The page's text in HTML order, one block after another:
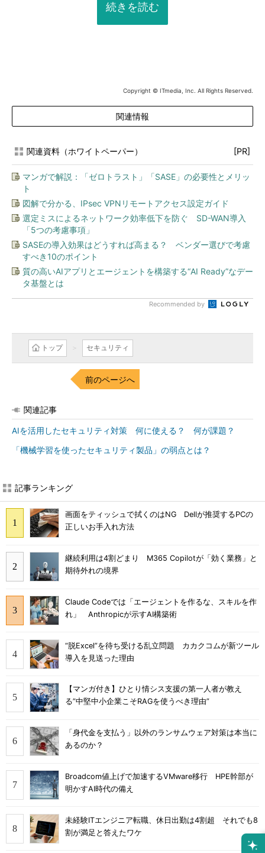
続きを読む
Copyright © ITmedia, Inc. All Rights Reserved.
関連情報
関連資料（ホワイトペーパー） [PR]
マンガで解説：「ゼロトラスト」「SASE」の必要性とメリッ
ト
図解で分かる、IPsec VPNリモートアクセス設定ガイド
選定ミスによるネットワーク効率低下を防ぐ SD-WAN導入
「5つの考慮事項」
SASEの導入効果はどうすれば高まる？ ベンダー選びで考慮
すべき10のポイント
質の高いAIアプリとエージェントを構築する“AI Ready”なデー
タ基盤とは
Recommended by
トップ セキュリティ
前のページへ
関連記事
AIを活用したセキュリティ対策 何に使える？ 何が課題？
「機械学習を使ったセキュリティ製品」の弱点とは？
記事ランキング
画面をティッシュで拭くのはNG Dellが推奨するPCの
正しいお手入れ方法
継続利用は4割どまり M365 Copilotが「効く業務」と
期待外れの境界
Claude Codeでは「エージェントを作るな、スキルを作
れ」 Anthropicが示すAI構築術
“脱Excel”を待ち受ける乱立問題 カカクコムが新ツール
導入を見送った理由
【マンガ付き】ひとり情シス支援の第一人者が教え
る”中堅中小企業こそRAGを使うべき理由”
「身代金を支払う」以外のランサムウェア対策は本当に
あるのか？
Broadcom値上げで加速するVMware移行 HPE幹部が
明かすAI時代の備え
未経験ITエンジニア転職、休日出勤は4割超 それでも8
割が満足と答えたワケ